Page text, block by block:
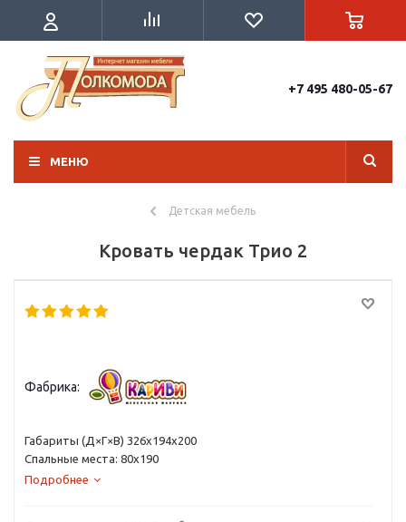
+7 495 480-05-67
МЕНЮ
Детская мебель
Кровать чердак Трио 2
Фабрика:
Габариты (Д×Г×В) 326х194х200
Спальные места: 80х190
Подробнее